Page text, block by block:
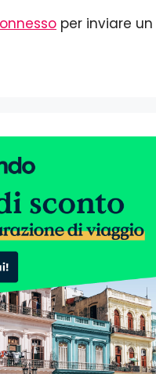
per inviare un